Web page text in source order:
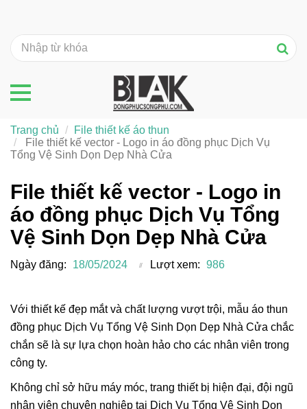
File thiết kế vector - Logo in
áo đồng phục Dịch Vụ Tổng
Vệ Sinh Dọn Dẹp Nhà Cửa
Ngày đăng: 18/05/2024 Lượt xem: 986
Với thiết kế đẹp mắt và chất lượng vượt trội, mẫu áo thun
đồng phục Dịch Vụ Tổng Vệ Sinh Dọn Dẹp Nhà Cửa chắc
chắn sẽ là sự lựa chọn hoàn hảo cho các nhân viên trong
công ty.
Không chỉ sở hữu máy móc, trang thiết bị hiện đại, đội ngũ
nhân viên chuyên nghiệp tại Dịch Vụ Tổng Vệ Sinh Dọn
Trang chủ
File thiết kế áo thun
File thiết kế vector - Logo in áo đồng phục Dịch Vụ
Tổng Vệ Sinh Dọn Dẹp Nhà Cửa